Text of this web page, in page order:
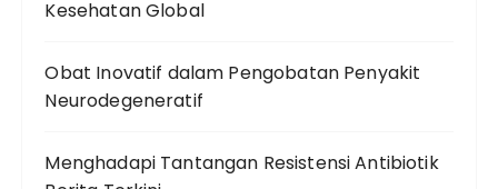
Kesehatan Global
Obat Inovatif dalam Pengobatan Penyakit
Neurodegeneratif
Menghadapi Tantangan Resistensi Antibiotik